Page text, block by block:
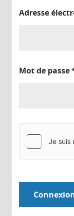
Adresse
Mot de passe